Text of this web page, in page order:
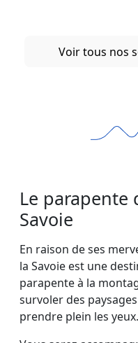
Voir tous nos
Le parapente
Savoie
En raison de ses
la Savoie est une
parapente à la
survoler des
prendre plein les yeux.